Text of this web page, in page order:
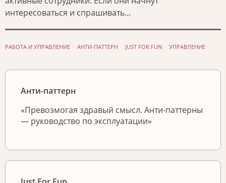
интересоваться и спрашивать...
РАБОТА И УПРАВЛЕНИЕ АНТИ-ПАТТЕРН JUST FOR FUN УПРАВЛЕНИЕ
Анти-паттерн
«Превозмогая здравый смысл. Анти-паттерны
— руководство по эксплуатации»